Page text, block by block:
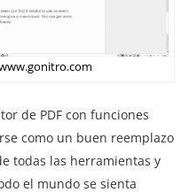
de PDF con funciones
como un buen reemplazo
todas las herramientas y
el mundo se sienta